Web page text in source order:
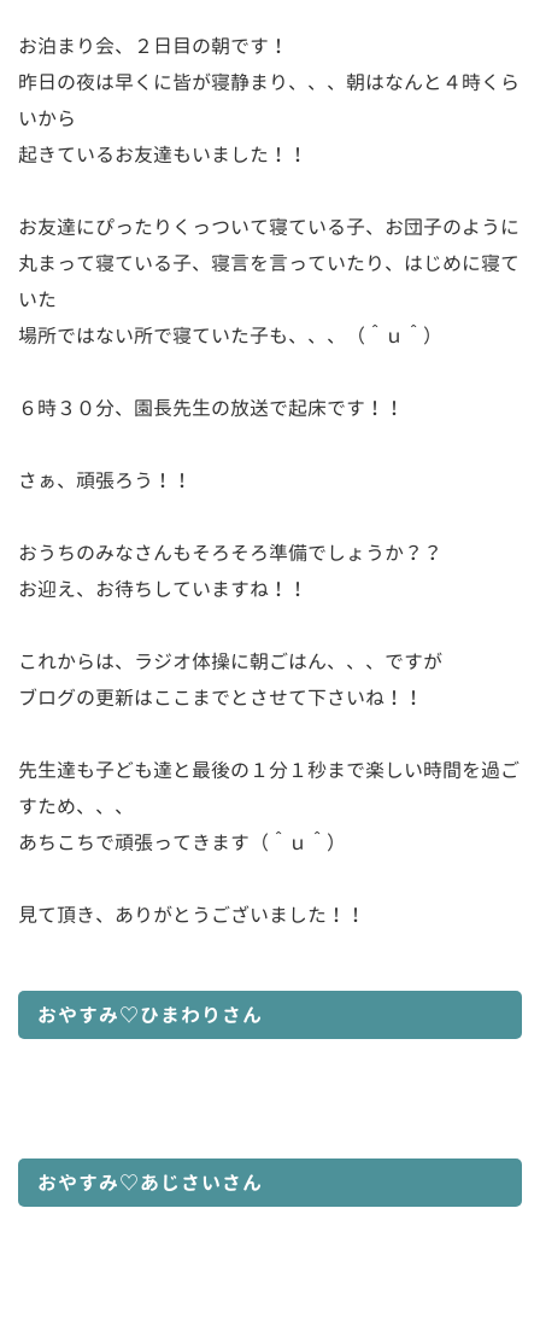
お泊まり会、２日目の朝です！
昨日の夜は早くに皆が寝静まり、、、朝はなんと４時くら
いから
起きているお友達もいました！！
お友達にぴったりくっついて寝ている子、お団子のように
丸まって寝ている子、寝言を言っていたり、はじめに寝て
いた
場所ではない所で寝ていた子も、、、（＾ｕ＾）
６時３０分、園長先生の放送で起床です！！
さぁ、頑張ろう！！
おうちのみなさんもそろそろ準備でしょうか？？
お迎え、お待ちしていますね！！
これからは、ラジオ体操に朝ごはん、、、ですが
ブログの更新はここまでとさせて下さいね！！
先生達も子ども達と最後の１分１秒まで楽しい時間を過ご
すため、、、
あちこちで頑張ってきます（＾ｕ＾）
見て頂き、ありがとうございました！！
おやすみ♡ひまわりさん
おやすみ♡あじさいさん